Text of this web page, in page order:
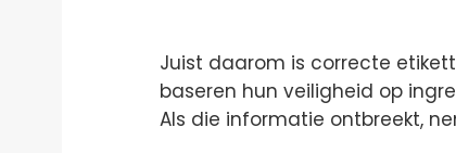
Juist daarom is correcte
baseren hun veiligheid op
Als die informatie ontbreekt,